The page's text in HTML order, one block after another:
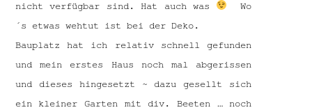
nicht verfügbar sind. Hat auch was
Wo
´s etwas wehtut ist bei der Deko.
Bauplatz hat ich relativ schnell gefunden
und mein erstes Haus noch mal abgerissen
und dieses hingesetzt ~ dazu gesellt sich
ein kleiner Garten mit div. Beeten … noch